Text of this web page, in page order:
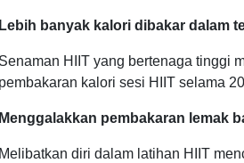
Lebih banyak kalori dibakar dalam
Senaman HIIT yang bertenaga tinggi
pembakaran kalori sesi HIIT selama
Menggalakkan pembakaran lemak
Melibatkan diri dalam latihan HIIT